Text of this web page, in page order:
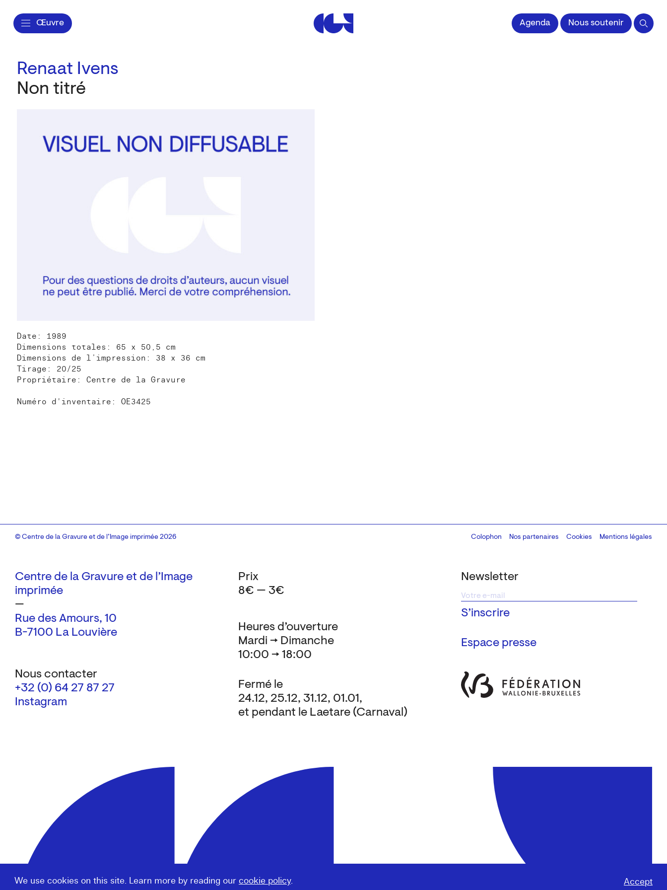
Œuvre Centre de la Gravure et de l'Image impriméeAgenda Nous soutenir
We use cookies on this site. Learn more by reading our cookie policy. Accept
Renaat Ivens
Non titré
Date: 1989
Dimensions totales: 65 x 50,5 cm
Dimensions de l’impression: 38 x 36 cm
Tirage: 20/25
Propriétaire: Centre de la Gravure
Numéro d'inventaire: OE3425
Centre de la Gravure et de l’Image
imprimée
—
Rue des Amours, 10
B-7100 La Louvière
Nous contacter
+32 (0) 64 27 87 27
Instagram
Newsletter
Espace presse
Heures d’ouverture
Mardi → Dimanche
10:00 → 18:00
Fermé le
24.12, 25.12, 31.12, 01.01,
et pendant le Laetare (Carnaval)
Prix
8€ — 3€
© Centre de la Gravure et de l’Image imprimée 2026 Colophon
Design:Marcel Kaczmarek, code:8080.studio
Nos partenaires Cookies Mentions légales